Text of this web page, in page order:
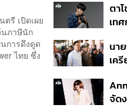
รี เปิดเผย
นภาษีนัก
การดึงดูด
ไทย ซึ่ง
แร
3.2
ตา
เท
นา
เค
กร
ไม่
จัด